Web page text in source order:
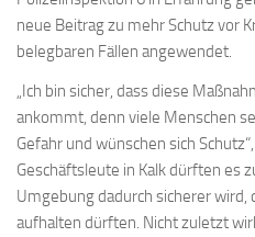
neue Beitrag zu mehr Schutz vor
belegbaren Fällen angewendet.
„Ich bin sicher, dass diese
ankommt, denn viele Menschen
Gefahr und wünschen sich
Geschäftsleute in Kalk dürften es
Umgebung dadurch sicherer wird,
aufhalten dürften. Nicht zuletzt